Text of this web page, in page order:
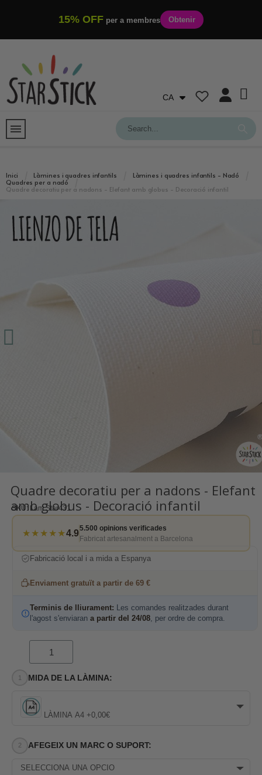
15% OFF per a membres Obtenir
CA
Inici Làmines i quadres infantils
Làmines i quadres infantils - Nadó
Quadres per a nadó
Quadre decoratiu per a nadons - Elefant amb globus - Decoració infantil
Quadre decoratiu per a nadons - Elefant
amb globus - Decoració infantil
SKU Lam Star431
★★★★★4.9
5.500 opinions verificades
Fabricat artesanalment a Barcelona
Fabricació local i a mida a Espanya
Enviament gratuït a partir de 69 €
Terminis de lliurament: Les comandes realitzades durant
l'agost s'enviaran a partir del 24/08, per ordre de compra.
MIDA DE LA LÀMINA:
LÀMINA A4 +0,00€
AFEGEIX UN MARC O SUPORT:
SELECCIONA UNA OPCIÓ